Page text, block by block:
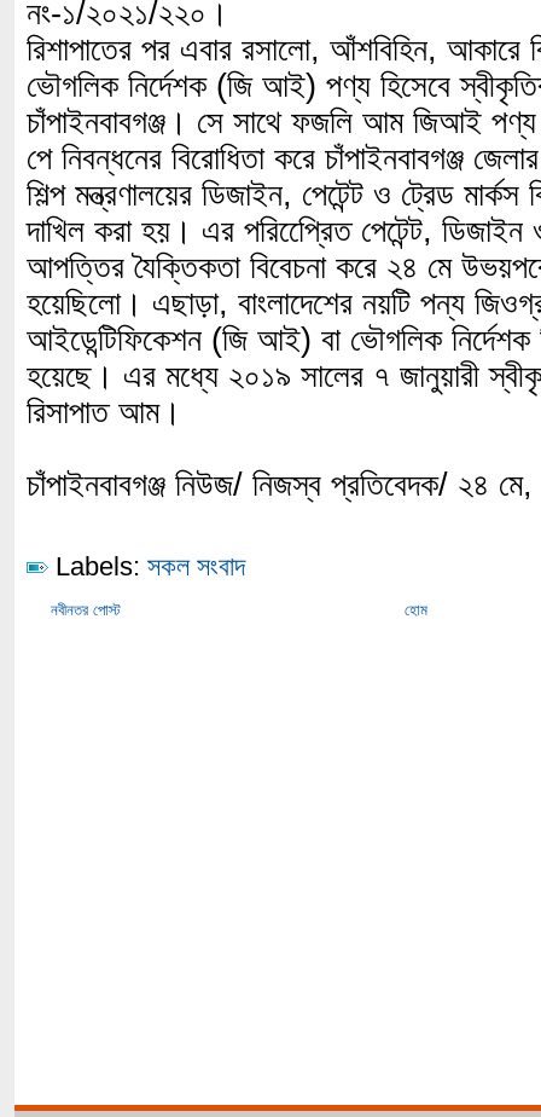
নং-১/২০২১/২২০।
রিশাপাতের পর এবার রসালো, আঁশবিহিন, আকারে
ভৌগলিক নির্দেশক (জি আই) পণ্য হিসেবে
চাঁপাইনবাবগঞ্জ। সে সাথে ফজলি আম জিআই পণ্য
পে নিবন্ধনের বিরোধিতা করে চাঁপাইনবাবগঞ্জ
শিল্প মন্ত্রণালয়ের ডিজাইন, পেটেন্ট ও ট্রেড
দাখিল করা হয়। এর পরিপ্রেেিত পেটেন্ট,
আপত্তির যৈক্তিকতা বিবেচনা করে ২৪ মে উভয়পরে
হয়েছিলো। এছাড়া, বাংলাদেশের নয়টি পন্য
আইডেন্টিফিকেশন (জি আই) বা ভৌগলিক নির্দেশক
হয়েছে। এর মধ্যে ২০১৯ সালের ৭ জানুয়ারী
রিসাপাত আম।
চাঁপাইনবাবগঞ্জ নিউজ/ নিজস্ব প্রতিবেদক/ ২৪
Labels: সকল সংবাদ
নবীনতর পোস্ট হোম